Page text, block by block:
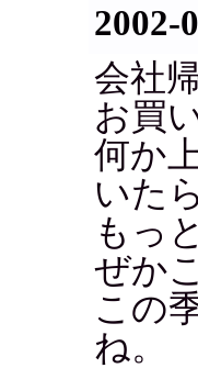
会社
お買
何か
いた
もっ
ぜか
この
ね。